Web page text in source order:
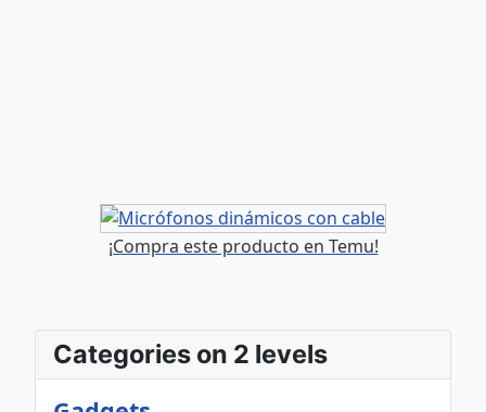
¡Compra este producto en Temu!
Categories on 2 levels